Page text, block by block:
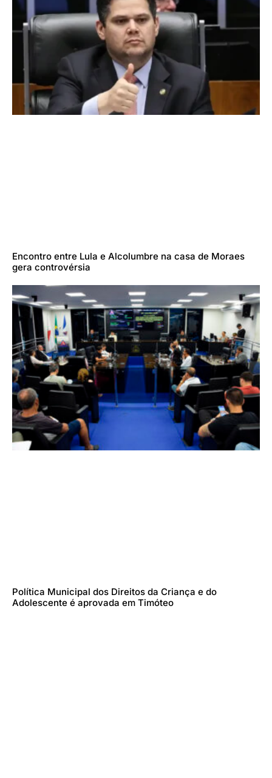
Encontro entre Lula e Alcolumbre na casa de Moraes
gera controvérsia
Política Municipal dos Direitos da Criança e do
Adolescente é aprovada em Timóteo